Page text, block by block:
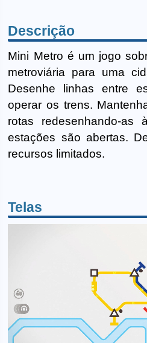
Descrição
Mini Metro é um jogo
metroviária para uma
Desenhe linhas entre
operar os trens.
rotas redesenhando-as
estações são abertas.
recursos limitados.
Telas